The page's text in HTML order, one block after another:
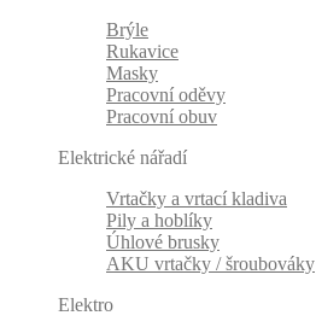
Brýle
Rukavice
Masky
Pracovní oděvy
Pracovní obuv
Elektrické nářadí
Vrtačky a vrtací kladiva
Pily a hoblíky
Úhlové brusky
AKU vrtačky / šroubováky
Elektro